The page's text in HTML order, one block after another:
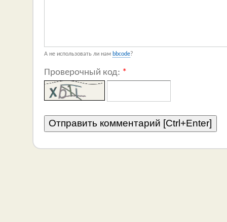
А не использовать ли нам bbcode?
Проверочный код: *